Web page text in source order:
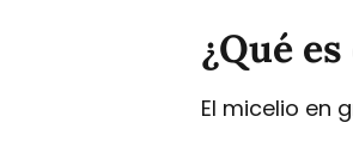
¿Qué
El micelio en